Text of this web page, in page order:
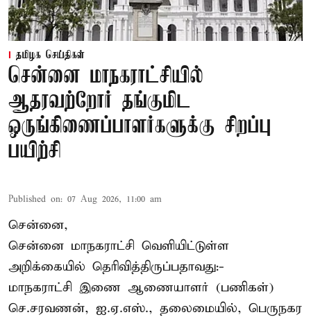
தமிழக செய்திகள்
சென்னை மாநகராட்சியில்
ஆதரவற்றோர் தங்குமிட
ஒருங்கிணைப்பாளர்களுக்கு சிறப்பு
பயிற்சி
Published on: 07 Aug 2026, 11:00 am
சென்னை,
சென்னை மாநகராட்சி வெளியிட்டுள்ள
அறிக்கையில் தெரிவித்திருப்பதாவது:-
மாநகராட்சி இணை ஆணையாளர் (பணிகள்)
செ.சரவணன், ஐ.ஏ.எஸ்., தலைமையில், பெருநகர